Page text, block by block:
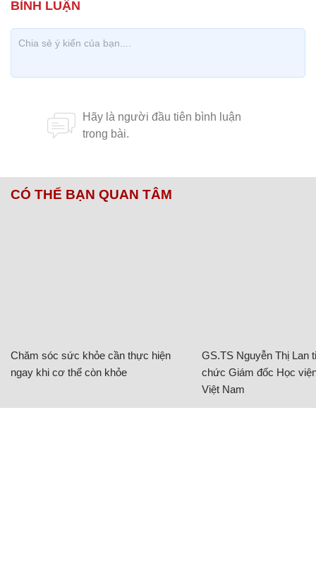
CÓ THỂ BẠN QUAN TÂM
Chăm sóc sức khỏe cần thực hiện
ngay khi cơ thể còn khỏe
GS.TS Nguyễn Thị Lan
chức Giám đốc Học
Việt Nam